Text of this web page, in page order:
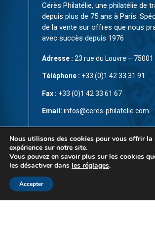
Cérès Philatélie, une philatélie de
depuis plus de 75 ans à Paris.
de la vente sur offres que nous
avec succès depuis 1976
Adresse : 23 rue du Louvre – 75001
Téléphone : +33 (0)1 42 33 31 91
Fax : +33 (0)1 42 33 61 67
Email: infos@ceres-philatelie.com
Mentions légales
Contact
Nous utilisons des cookies pour vous offrir la
expérience sur notre site.
Vous pouvez en savoir plus sur les cookies
les désactiver dans les réglages.
Accepter